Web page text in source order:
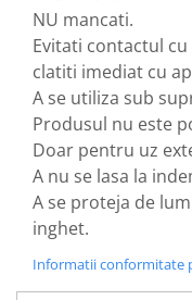
Rohto Pharmaceuticals
produse)
Rolly Brush - Mr.White
produse)
Romvac - Imunoinstant
produse)
Silc - Laurella
Splash (10 produse)
Sunvita Group (2
The Bramton Company
NU mancati.
Evitati contactul
clatiti imediat cu
A se utiliza sub
Produsul nu este
Doar pentru uz
A nu se lasa la
A se proteja de
inghet.
Informatii conformitate